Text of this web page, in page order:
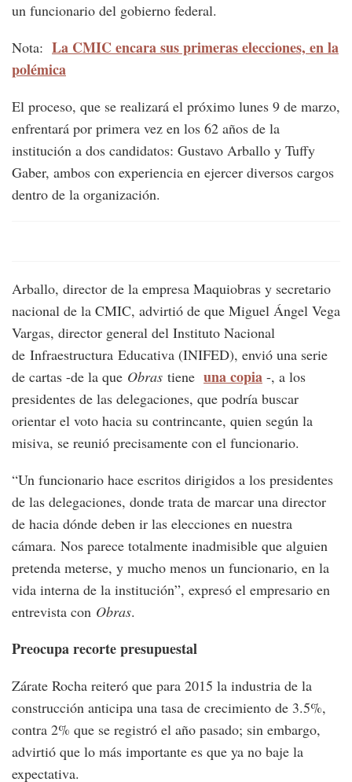
un funcionario del gobierno federal.
Nota: La CMIC encara sus primeras elecciones, en la
polémica
El proceso, que se realizará el próximo lunes 9 de marzo,
enfrentará por primera vez en los 62 años de la
institución a dos candidatos: Gustavo Arballo y Tuffy
Gaber, ambos con experiencia en ejercer diversos cargos
dentro de la organización.
Arballo, director de la empresa Maquiobras y secretario
nacional de la CMIC, advirtió de que Miguel Ángel Vega
Vargas, director general del Instituto Nacional
de Infraestructura Educativa (INIFED), envió una serie
de cartas -de la que Obras tiene una copia -, a los
presidentes de las delegaciones, que podría buscar
orientar el voto hacia su contrincante, quien según la
misiva, se reunió precisamente con el funcionario.
“Un funcionario hace escritos dirigidos a los presidentes
de las delegaciones, donde trata de marcar una director
de hacia dónde deben ir las elecciones en nuestra
cámara. Nos parece totalmente inadmisible que alguien
pretenda meterse, y mucho menos un funcionario, en la
vida interna de la institución”, expresó el empresario en
entrevista con Obras.
Preocupa recorte presupuestal
Zárate Rocha reiteró que para 2015 la industria de la
construcción anticipa una tasa de crecimiento de 3.5%,
contra 2% que se registró el año pasado; sin embargo,
advirtió que lo más importante es que ya no baje la
expectativa.